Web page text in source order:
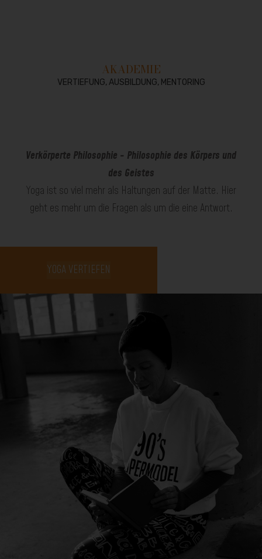
AKADEMIE
VERTIEFUNG, AUSBILDUNG, MENTORING
Verkörperte Philosophie - Philosophie des Körpers und
des Geistes
Yoga ist so viel mehr als Haltungen auf der Matte. Hier
geht es mehr um die Fragen als um die eine Antwort.
YOGA VERTIEFEN